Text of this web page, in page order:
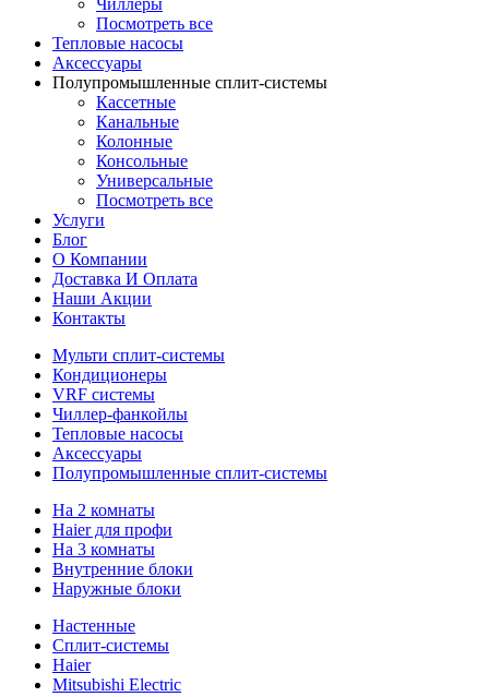
Чиллеры
Посмотреть все
Тепловые насосы
Аксессуары
Полупромышленные сплит-системы
Кассетные
Канальные
Колонные
Консольные
Универсальные
Посмотреть все
Услуги
Блог
О Компании
Доставка И Оплата
Наши Акции
Контакты
Мульти сплит-системы
Кондиционеры
VRF системы
Чиллер-фанкойлы
Тепловые насосы
Аксессуары
Полупромышленные сплит-системы
На 2 комнаты
Haier для профи
На 3 комнаты
Внутренние блоки
Наружные блоки
Настенные
Сплит-системы
Haier
Mitsubishi Electric